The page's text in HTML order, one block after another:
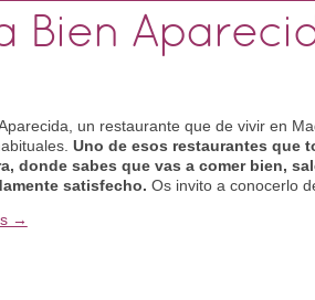
Bien
un restaurante que de vivir en
Uno de esos restaurantes que
donde sabes que vas a comer bien,
satisfecho. Os invito a conocerlo
→